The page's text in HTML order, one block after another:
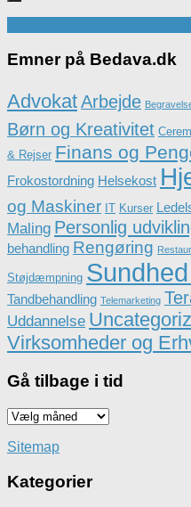
Emner på Bedava.dk
AdvokatArbejde
Børn og Kreativitet
& Rejser Finans og
Frokostordning Helsekost
og Maskiner IT Kurser
Maling Personlig
behandling Rengøring
Støjdæmpning
Tandbehandling Telemarketing
Uddannelse
Virksomheder og
Gå tilbage i tid
Gå
iSitemap
Kategorier